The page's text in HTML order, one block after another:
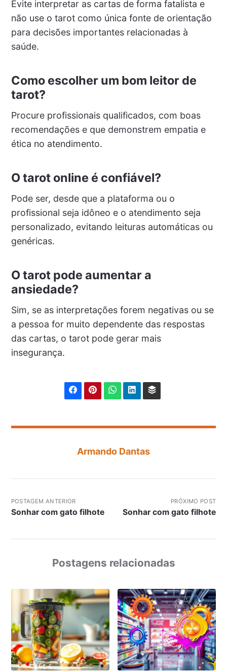
Evite interpretar as cartas de forma fatalista e
não use o tarot como única fonte de orientação
para decisões importantes relacionadas à
saúde.
Como escolher um bom leitor de
tarot?
Procure profissionais qualificados, com boas
recomendações e que demonstrem empatia e
ética no atendimento.
O tarot online é confiável?
Pode ser, desde que a plataforma ou o
profissional seja idôneo e o atendimento seja
personalizado, evitando leituras automáticas ou
genéricas.
O tarot pode aumentar a
ansiedade?
Sim, se as interpretações forem negativas ou se
a pessoa for muito dependente das respostas
das cartas, o tarot pode gerar mais
insegurança.
Armando Dantas
POSTAGEM ANTERIOR
Sonhar com gato filhote
PRÓXIMO POST
Sonhar com gato filhote
Postagens relacionadas